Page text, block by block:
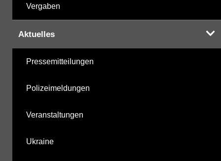
Vergaben
Aktuelles
Pressemitteilungen
Polizeimeldungen
Veranstaltungen
Ukraine